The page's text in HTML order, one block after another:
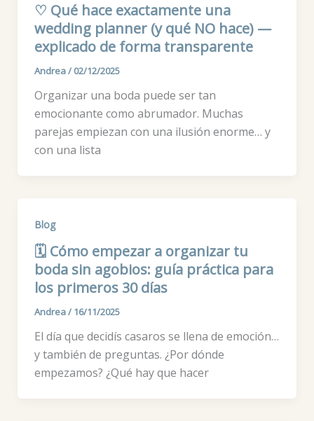
♡ Qué hace exactamente una
wedding planner (y qué NO hace) —
explicado de forma transparente
Andrea/ 02/12/2025
Organizar una boda puede ser tan
emocionante como abrumador. Muchas
parejas empiezan con una ilusión enorme… y
con una lista
Blog
🗓️ Cómo empezar a organizar tu
boda sin agobios: guía práctica para
los primeros 30 días
Andrea/ 16/11/2025
El día que decidís casaros se llena de emoción…
y también de preguntas. ¿Por dónde
empezamos? ¿Qué hay que hacer